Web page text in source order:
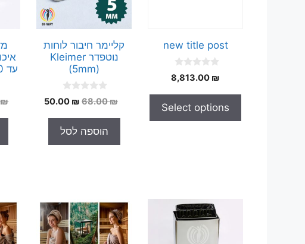
new title post
0
o
o
5
8,813.00 ₪
Select options
קליימר חיבור לוחות
נוטפדר Kleimer
(5mm)
0
o
o
5
68.00₪
המחיר
היה:
68.00 ₪.
50.00 ₪
המחיר
הוספה לסל
עד 120 מעלות צלזיוס
₪